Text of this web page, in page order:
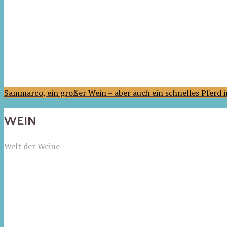
Sammarco, ein großer Wein – aber auch ein schnelles Pferd
WEIN
Welt der Weine